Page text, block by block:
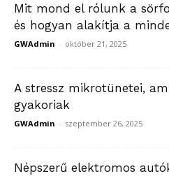
Mit mond el rólunk a
és hogyan alakítja a
GWAdmin - október 21, 2025
A stressz mikrotünetei,
gyakoriak
GWAdmin - szeptember 26, 2025
Népszerű elektromos